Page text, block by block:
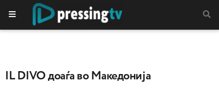
IL DIVO доаѓа во Македонија